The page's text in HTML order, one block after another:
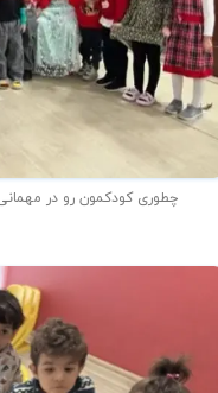
چطوری کودکمون رو در